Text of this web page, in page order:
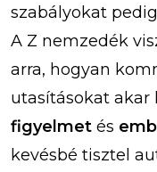
szabályokat
A Z nemzedék
arra, hogyan
utasításokat akar
figyelmet és
kevésbé tisztel